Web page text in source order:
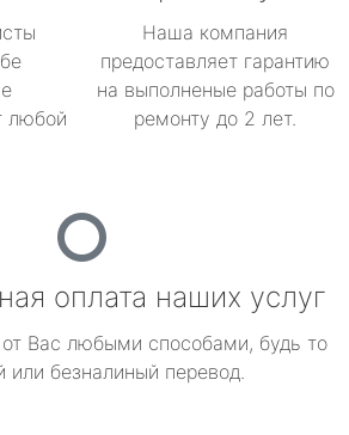
любой
Наша компания
предоставляет гарантию
на выполненые работы по
ремонту до 2 лет.
оплата наших услуг
Вас любыми способами, будь то
или безналиный перевод.